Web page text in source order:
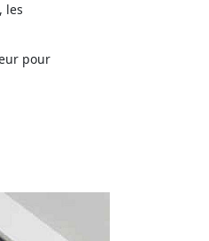
les
pour